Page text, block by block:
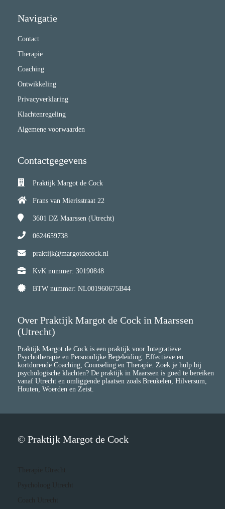
Navigatie
Contact
Therapie
Coaching
Ontwikkeling
Privacyverklaring
Klachtenregeling
Algemene voorwaarden
Contactgegevens
Praktijk Margot de Cock
Frans van Mierisstraat 22
3601 DZ Maarssen (Utrecht)
0624659738
praktijk@margotdecock.nl
KvK nummer: 30190848
BTW nummer: NL001960675B44
Over Praktijk Margot de Cock in Maarssen
(Utrecht)
Praktijk Margot de Cock is een praktijk voor Integratieve
Psychotherapie en Persoonlijke Begeleiding. Effectieve en
kortdurende Coaching, Counseling en Therapie. Zoek je hulp bij
psychologische klachten? De praktijk in Maarssen is goed te bereiken
vanaf Utrecht en omliggende plaatsen zoals Breukelen, Hilversum,
Houten, Woerden en Zeist.
© Praktijk Margot de Cock